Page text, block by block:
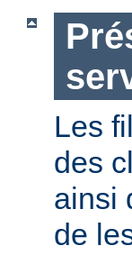
Les
des
ainsi
de